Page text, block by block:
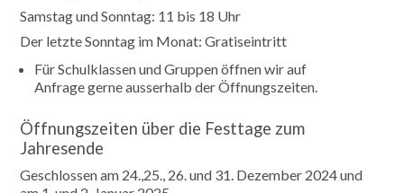
Samstag und Sonntag: 11 bis 18 Uhr
Der letzte Sonntag im Monat: Gratiseintritt
Für Schulklassen und Gruppen öffnen wir auf
Anfrage gerne ausserhalb der Öffnungszeiten.
Öffnungszeiten über die Festtage zum
Jahresende
Geschlossen am 24.,25., 26. und 31. Dezember 2024 und